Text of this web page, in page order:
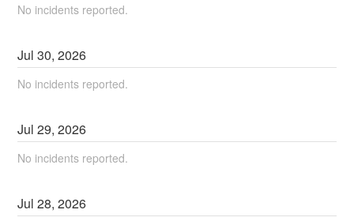
No incidents reported.
Jul30,2026
No incidents reported.
Jul29,2026
No incidents reported.
Jul28,2026